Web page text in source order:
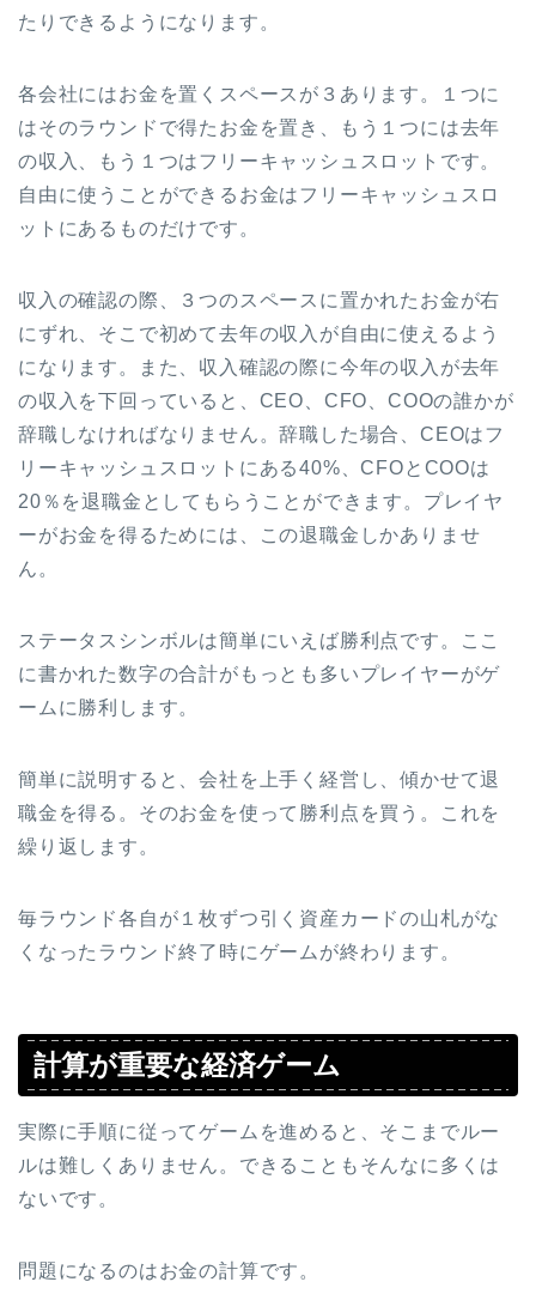
たりできるようになります。
各会社にはお金を置くスペースが３あります。１つに
はそのラウンドで得たお金を置き、もう１つには去年
の収入、もう１つはフリーキャッシュスロットです。
自由に使うことができるお金はフリーキャッシュスロ
ットにあるものだけです。
収入の確認の際、３つのスペースに置かれたお金が右
にずれ、そこで初めて去年の収入が自由に使えるよう
になります。また、収入確認の際に今年の収入が去年
の収入を下回っていると、CEO、CFO、COOの誰かが
辞職しなければなりません。辞職した場合、CEOはフ
リーキャッシュスロットにある40%、CFOとCOOは
20％を退職金としてもらうことができます。プレイヤ
ーがお金を得るためには、この退職金しかありませ
ん。
ステータスシンボルは簡単にいえば勝利点です。ここ
に書かれた数字の合計がもっとも多いプレイヤーがゲ
ームに勝利します。
簡単に説明すると、会社を上手く経営し、傾かせて退
職金を得る。そのお金を使って勝利点を買う。これを
繰り返します。
毎ラウンド各自が１枚ずつ引く資産カードの山札がな
くなったラウンド終了時にゲームが終わります。
計算が重要な経済ゲーム
実際に手順に従ってゲームを進めると、そこまでルー
ルは難しくありません。できることもそんなに多くは
ないです。
問題になるのはお金の計算です。